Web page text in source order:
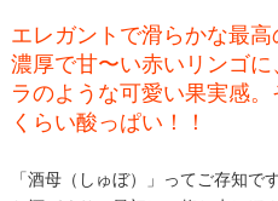
エレガントで滑らかな最高
濃厚で甘〜い赤いリンゴ
ラのような可愛い果実感
くらい酸っぱい！！
「酒母（しゅぼ）」ってご存知で